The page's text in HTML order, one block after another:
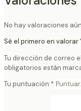
No hay valoraciones
Sé el primero en valorar
Tu dirección de correo
obligatorios están
Tu puntuación *